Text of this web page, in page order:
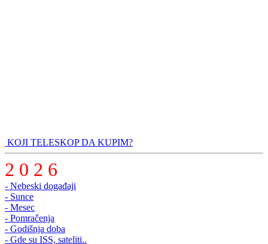
KOJI TELESKOP DA KUPIM?
2 0 2 6
- Nebeski događaji
- Sunce
- Mesec
- Pomračenja
- Godišnja doba
- Gde su ISS, sateliti..